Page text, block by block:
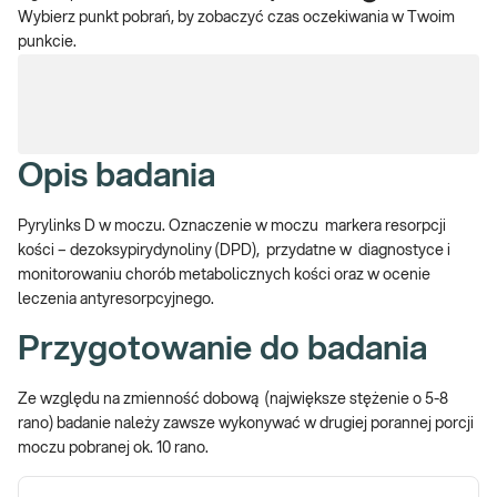
Wybierz punkt pobrań, by zobaczyć czas oczekiwania w Twoim
punkcie.
Opis badania
Pyrylinks D w moczu. Oznaczenie w moczu markera resorpcji
kości – dezoksypirydynoliny (DPD), przydatne w diagnostyce i
monitorowaniu chorób metabolicznych kości oraz w ocenie
leczenia antyresorpcyjnego.
Przygotowanie do badania
Ze względu na zmienność dobową (największe stężenie o 5-8
rano) badanie należy zawsze wykonywać w drugiej porannej porcji
moczu pobranej ok. 10 rano.